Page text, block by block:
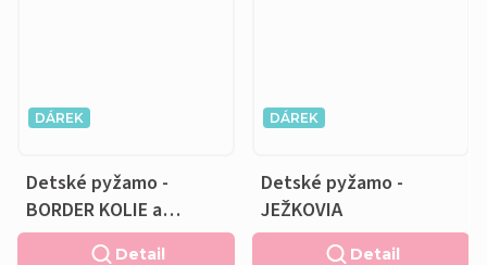
DÁREK
Detské pyžamo -
BORDER KOLIE a
VANKÚŠIK ZADARMO
Detail
DÁREK
Detské pyžamo -
JEŽKOVIA
Detail